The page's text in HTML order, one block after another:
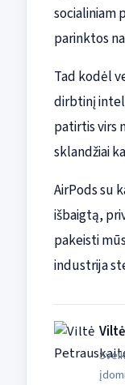
socialiniam
parinktos
Tad kodėl
dirbtinį
patirtis virs
sklandžiai
AirPods su
išbaigtą,
pakeisti
industrija